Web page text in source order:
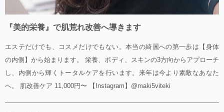
『美的栄養』で肌荒れ改善へ導きます
エステだけでも、コスメだけでもない。本当の綺麗への第一歩は【身体
の内側】から始まります。 栄養、ボディ、スキンの3方向からアプローチ
し、内側から輝くトータルケアを行います。来年は今より素敵なあなた
へ。 肌改善ケア 11,000円〜 【Instagram】@maki5viteki